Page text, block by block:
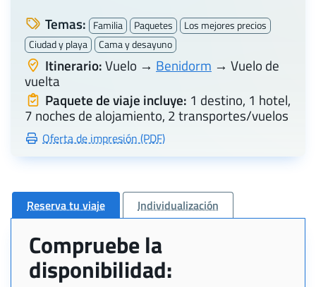
Temas: Familia Paquetes
Los mejores precios
Ciudad y playa
Cama y desayuno
Itinerario:Vuelo → Benidorm → Vuelo de
vuelta
Paquete de viaje incluye: 1 destino, 1 hotel,
7 noches de alojamiento, 2 transportes/vuelos
Oferta de impresión (PDF)
Reserva tu viaje Individualización
Compruebe la
disponibilidad: